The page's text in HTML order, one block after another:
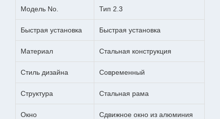
Модель No. Тип 2.3
Быстрая установка Быстрая установка
Материал Стальная конструкция
Стиль дизайна Современный
Структура Стальная рама
Окно Сдвижное окно из алюминия